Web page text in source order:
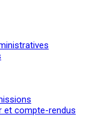
et compte-rendus